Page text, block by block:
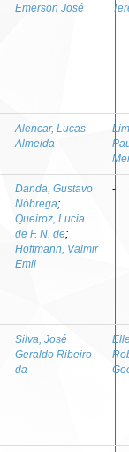
Emerson José
Alencar, Lucas
Almeida
Danda, Gustavo
Nóbrega;
Queiroz, Lucia
de F. N. de;
Hoffmann, Valmir
Emil
-
Silva, José
Geraldo Ribeiro
da